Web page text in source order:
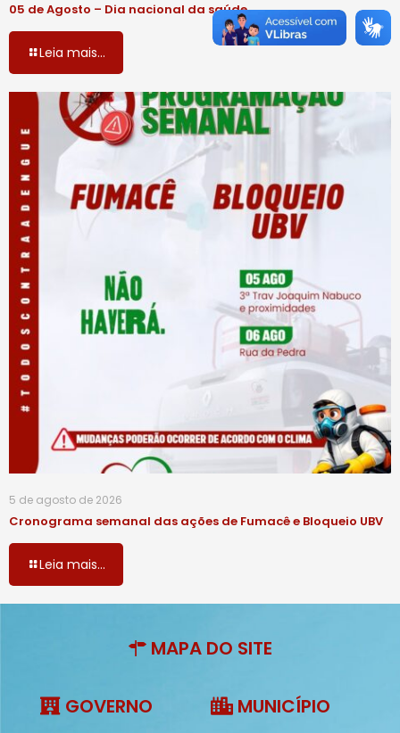
05 de Agosto – Dia nacional da saúde
Leia mais...
5 de agosto de 2026
Cronograma semanal das ações de Fumacê e Bloqueio UBV
Leia mais...
MAPA DO SITE
GOVERNO MUNICÍPIO